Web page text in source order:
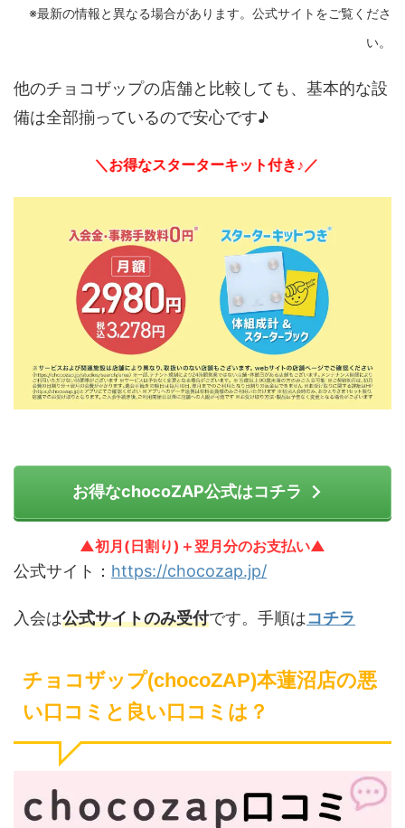
※最新の情報と異なる場合があります。公式サイトをご覧くださ
い。
他のチョコザップの店舗と比較しても、基本的な設
備は全部揃っているので安心です♪
＼お得なスターターキット付き♪／
お得なchocoZAP公式はコチラ
▲初月(日割り)＋翌月分のお支払い▲
公式サイト： https://chocozap.jp/
入会は公式サイトのみ受付です。手順はコチラ
チョコザップ(chocoZAP)本蓮沼店の悪
い口コミと良い口コミは？